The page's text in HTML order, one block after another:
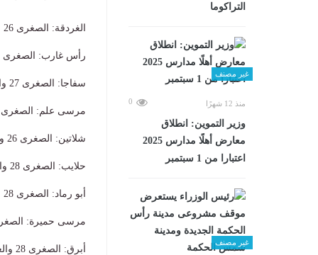
التراكوما
غير مصنف
منذ 12 شهرًا 0
وزير التموين: انطلاق
معارض أهلًا مدارس 2025
اعتبارا من 1 سبتمبر
غير مصنف
​الغردقة: الصغرى 26 والعظمى 36.
​رأس غارب: الصغرى 24 والعظمى 38.
​سفاجا: الصغرى 27 والعظمى 38.
​مرسى علم: الصغرى 28 والعظمى
​شلاتين: الصغرى 26 والعظمى 41.
​حلايب: الصغرى 28 والعظمى 37.
​أبو رماد: الصغرى 28 والعظمى 41.
​مرسى حميرة: الصغرى 27
​أبرق: الصغرى 28 والعظمى 44.